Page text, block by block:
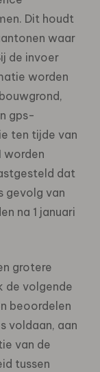
Dit houdt
waar
de invoer
worden
gps-
ten tijde van
worden
dat
gevolg van
na 1 januari
grotere
de volgende
beoordelen
voldaan, aan
van de
tussen